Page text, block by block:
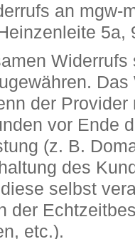
an mgw-
5a,
der
vor Ende
(z. B.
des
selbst
der
etc.).